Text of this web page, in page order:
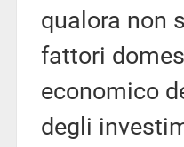
qualora non
fattori
economico
degli